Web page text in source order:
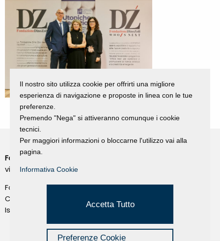
Fondazione Dino Zoli
viale Bologna 288, Forlì
Fondo dot. euro 285.000 i.v.
CF e P.IVA 03692820404
Isc.Reg Per.Giu. n. 10404
Il nostro sito utilizza cookie per offrirti una migliore
esperienza di navigazione e proposte in linea con le tue
preferenze.
Premendo "Nega" si attiveranno comunque i cookie
tecnici.
Per maggiori informazioni o bloccarne l'utilizzo vai alla
pagina.
Informativa Cookie
Accetta Tutto
Preferenze Cookie